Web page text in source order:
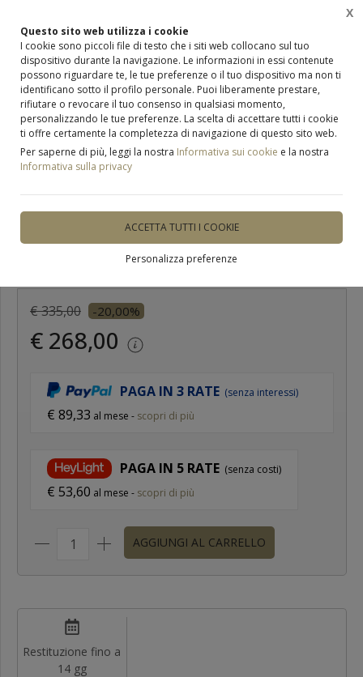
Questo sito web utilizza i cookie
I cookie sono piccoli file di testo che i siti web collocano sul tuo
dispositivo durante la navigazione. Le informazioni in essi contenute
possono riguardare te, le tue preferenze o il tuo dispositivo ma non ti
identificano sotto il profilo personale. Puoi liberamente prestare,
rifiutare o revocare il tuo consenso in qualsiasi momento,
personalizzando le tue preferenze. La scelta di accettare tutti i cookie
ti offre certamente la completezza di navigazione di questo sito web.
Per saperne di più, leggi la nostra Informativa sui cookie e la nostra
Informativa sulla privacy
ACCETTA TUTTI I COOKIE
Personalizza preferenze
X
Home Occhiali Occhiali da vista
ULTIMO PEZZO
occhiali da vista
Dolce&Gabbana 3403
€ 335,00 -20,00%
€ 268,00
PAGA IN 3 RATE (senza interessi)
€ 89,33 al mese - scopri di più
PAGA IN 5 RATE (senza costi)
€ 53,60 al mese - scopri di più
AGGIUNGI AL CARRELLO
Restituzione fino a
14 gg